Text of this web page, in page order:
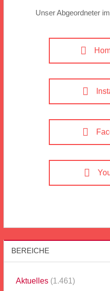
Unser Abgeordneter
BEREICHE
Aktuelles(1.461)